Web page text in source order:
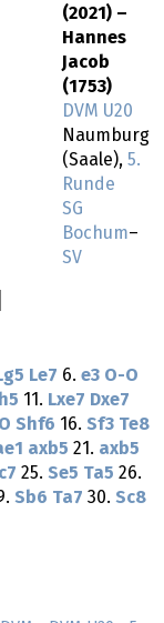
(2021) –
Hannes
Jacob
(1753)
DVM U20
Naumburg
(Saale), 5.
Runde
SG
Bochum–
SV
Le7 6. e3 O-O
11. Lxe7 Dxe7
Shf6 16. Sf3 Te8
axb5 21. axb5
25. Se5 Ta5 26.
Sb6 Ta7 30. Sc8